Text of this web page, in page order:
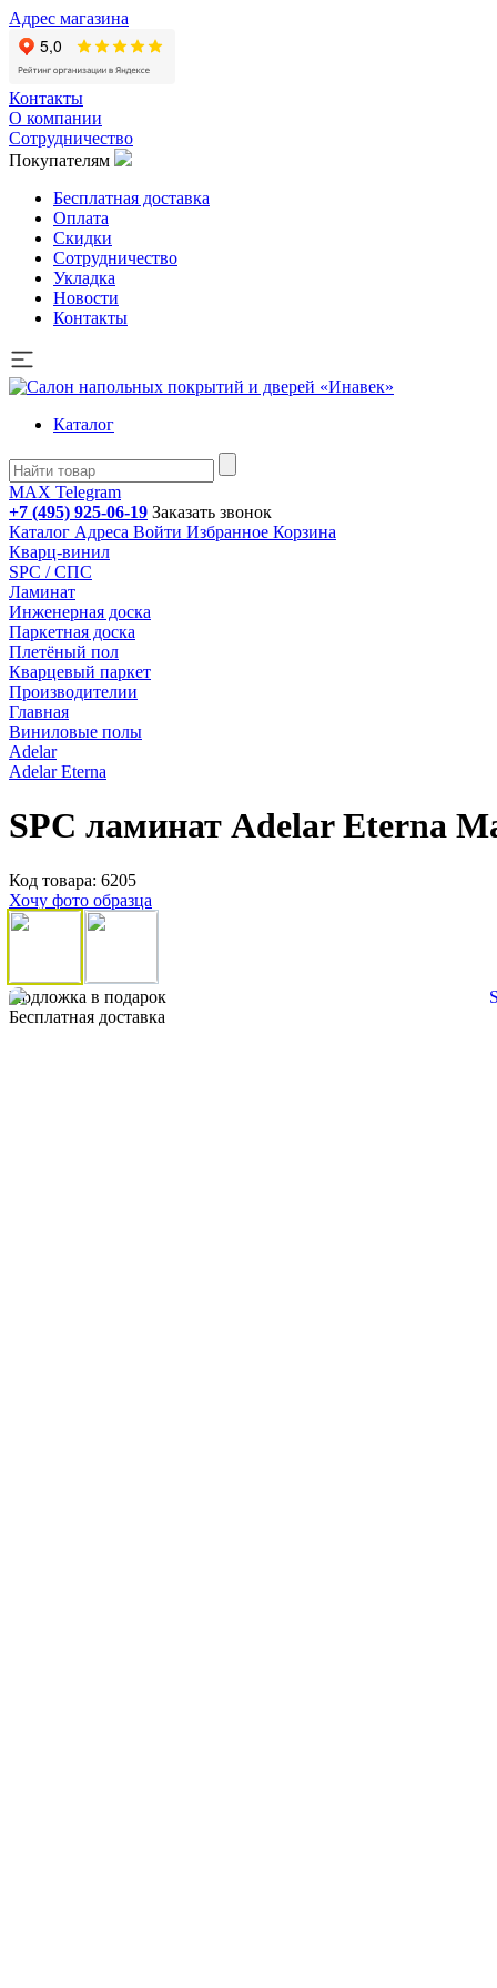
Адрес магазина
Контакты
О компании
Сотрудничество
Покупателям
Бесплатная доставка
Оплата
Скидки
Сотрудничество
Укладка
Новости
Контакты
Каталог
MAX Telegram
+7 (495) 925-06-19 Заказать звонок
Каталог Адреса Войти Избранное Корзина
Кварц-винил
SPC / СПС
Ламинат
Инженерная доска
Паркетная доска
Плетёный пол
Кварцевый паркет
Производителии
Главная
Виниловые полы
Adelar
Adelar Eterna
SPC ламинат Adelar Eterna
Код товара: 6205
Хочу фото образца
Подложка в подарок
Бесплатная доставка